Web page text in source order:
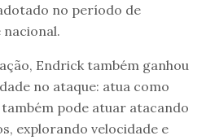
no período de
Endrick também ganhou
no ataque: atua como
pode atuar atacando
explorando velocidade e